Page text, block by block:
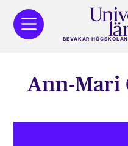
BEVAKAR HÖGSKOLAN
Ann-Mari